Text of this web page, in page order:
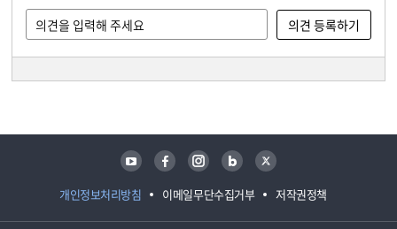
개인정보처리방침 이메일무단수집거부 저작권정책
유튜브 페이스북 인스타그램 블로그 트위터